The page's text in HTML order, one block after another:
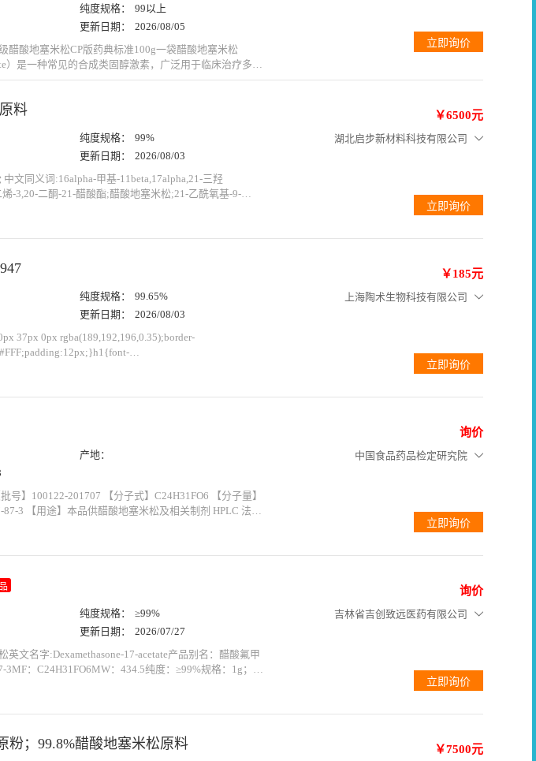
纯度规格：
99以上
更新日期：
2026/08/05
醋酸地塞米松CP版药典标准100g一袋醋酸地塞米松
）是一种常见的合成类固醇激素，广泛用于临床治疗多种
关的疾病。它属于糖皮质激素类药物，在减少炎症反应、
，确保其质量合格、安全有效。一、药典质量标准药典质
料
纯度规格：
99%
更新日期：
2026/08/03
文同义词:16alpha-甲基-11beta,17alpha,21-三羟
-3,20-二酮-21-醋酸酯;醋酸地塞米松;21-乙酰氧基-9-
￥6500元
湖北启步新材料科技有限公司
纯度规格：
99.65%
更新日期：
2026/08/03
37px 0px rgba(189,192,196,0.35);border-
￥185元
上海陶术生物科技有限公司
产地：
询价
中国食品药品检定研究院
纯度规格：
≥99%
更新日期：
2026/07/27
英文名字:Dexamethasone-17-acetate产品别名：醋酸氟甲
3MF：C24H31FO6MW：434.5纯度：≥99%规格：1g；
装。铝箔袋袋包装也可根据要...
询价
吉林省吉创致远医药有限公司
粉；99.8%醋酸地塞米松原料 ￥7500元